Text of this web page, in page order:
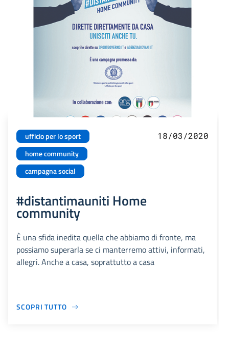
ufficio per lo sport
home community
campagna social
18/03/2020
#distantimauniti Home
community
È una sfida inedita quella che abbiamo di fronte, ma
possiamo superarla se ci manterremo attivi, informati,
allegri. Anche a casa, soprattutto a casa
SCOPRI TUTTO